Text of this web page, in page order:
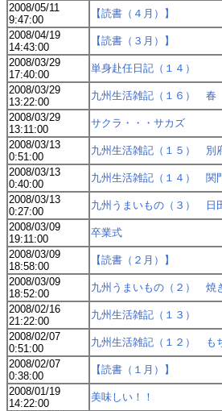
2008/05/11
9:47:00
【読書（４月）】
2008/04/19
14:43:00
【読書（３月）】
2008/03/29
17:40:00
単身赴任日記（１４）
2008/03/29
13:22:00
九州生活雑記（１６） 春
2008/03/29
13:11:00
サクラ・・・サカズ
2008/03/13
0:51:00
九州生活雑記（１５） 別
2008/03/13
0:40:00
九州生活雑記（１４） 関
2008/03/13
0:27:00
九州うまいもの（３） 日
2008/03/09
19:11:00
卒業式
2008/03/09
18:58:00
【読書（２月）】
2008/03/09
18:52:00
九州うまいもの（２） 焼
2008/02/16
21:22:00
九州生活雑記（１３）
2008/02/07
0:51:00
九州生活雑記（１２） も
2008/02/07
0:38:00
【読書（１月）】
2008/01/19
14:22:00
美味しい！！